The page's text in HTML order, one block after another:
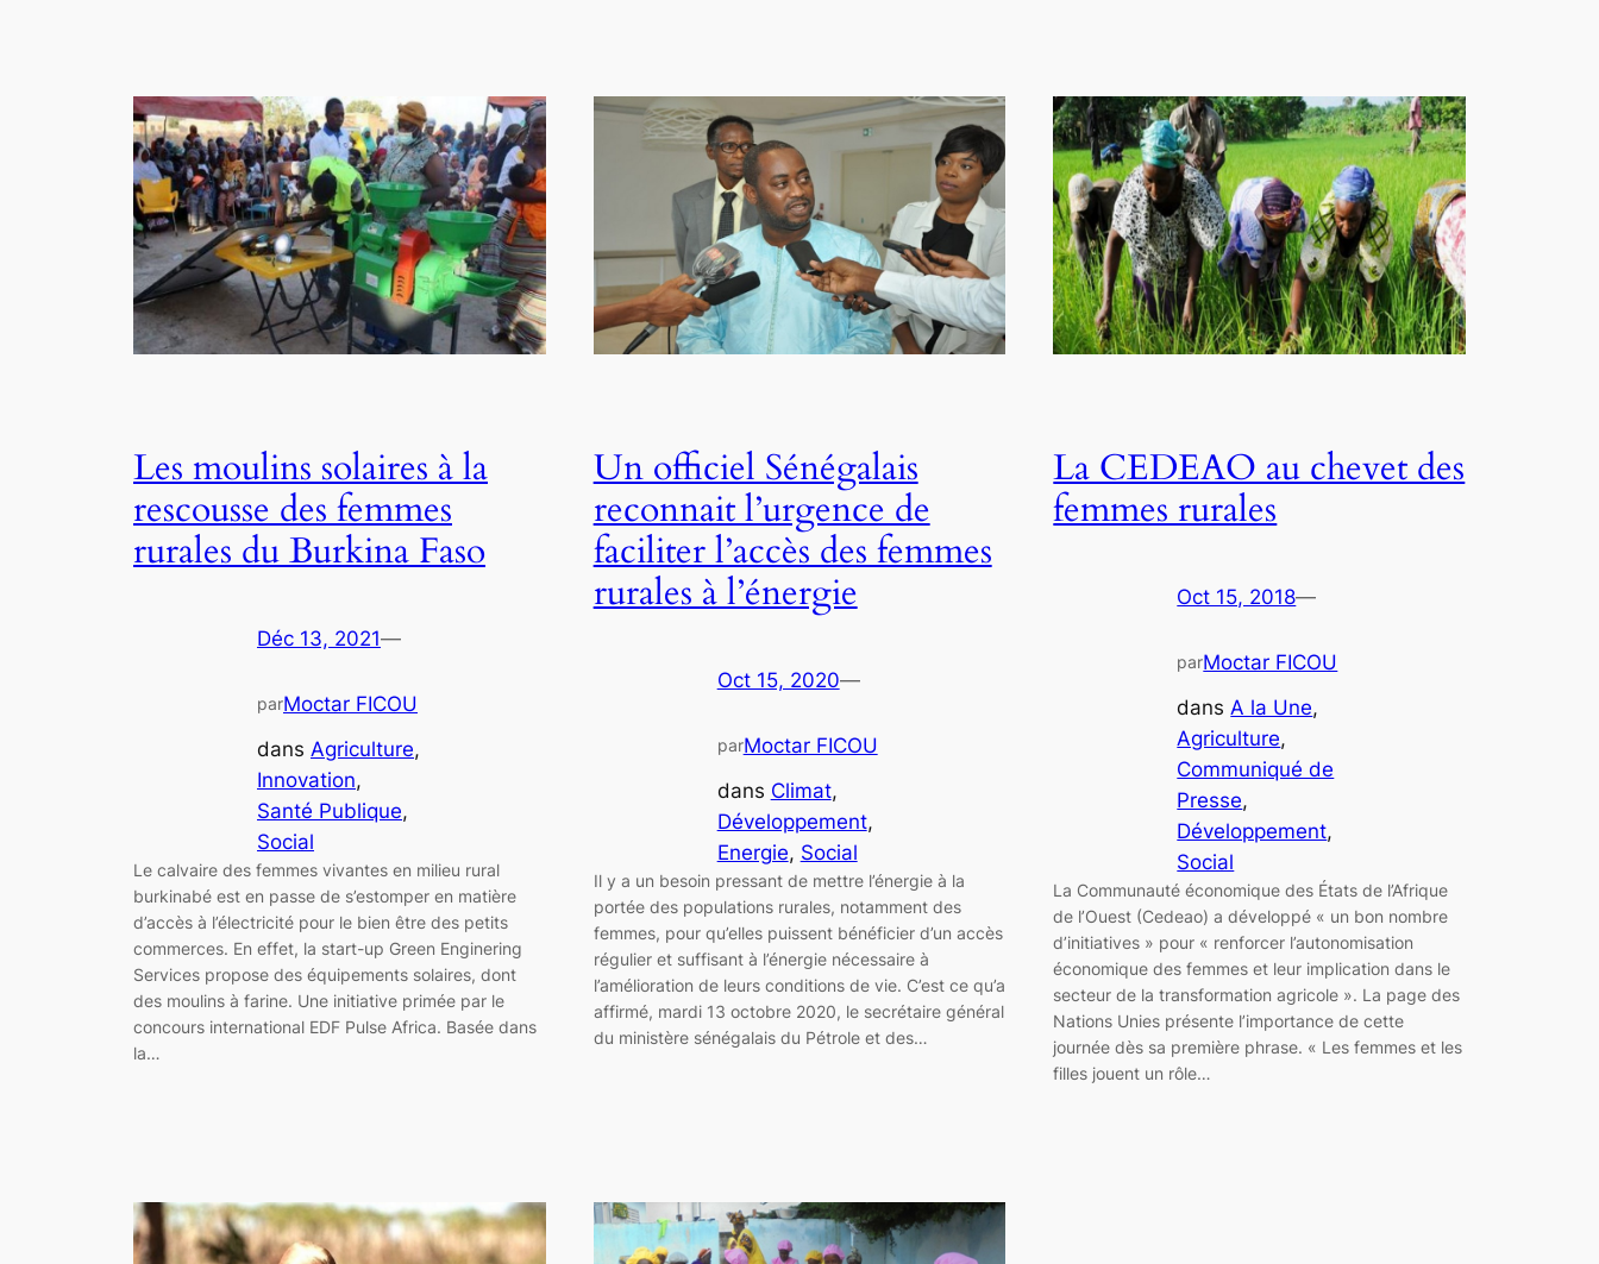
Les moulins solaires à la
rescousse des femmes
rurales du Burkina Faso
Déc 13, 2021—
parMoctar FICOU
dans Agriculture
Innovation
Santé Publique
Social
Le calvaire des femmes vivantes en milieu rural
burkinabé est en passe de s’estomper en matière
d’accès à l’électricité pour le bien être des petits
commerces. En effet, la start-up Green Enginering
Services propose des équipements solaires, dont
des moulins à farine. Une initiative primée par le
concours international EDF Pulse Africa. Basée dans
la…
Un officiel Sénégalais
reconnait l’urgence de
faciliter l’accès des femmes
rurales à l’énergie
Oct 15, 2020—
parMoctar FICOU
dans Climat
Développement
Energie, Social
Il y a un besoin pressant de mettre l’énergie à la
portée des populations rurales, notamment des
femmes, pour qu’elles puissent bénéficier d’un accès
régulier et suffisant à l’énergie nécessaire à
l’amélioration de leurs conditions de vie. C’est ce qu’a
affirmé, mardi 13 octobre 2020, le secrétaire général
du ministère sénégalais du Pétrole et des…
La CEDEAO au chevet des
femmes rurales
Oct 15, 2018—
parMoctar FICOU
dansA la Une
Agriculture
Communiqué de
Presse
Développement
Social
La Communauté économique des États de l’Afrique
de l’Ouest (Cedeao) a développé « un bon nombre
d’initiatives » pour « renforcer l’autonomisation
économique des femmes et leur implication dans le
secteur de la transformation agricole ». La page des
Nations Unies présente l’importance de cette
journée dès sa première phrase. « Les femmes et les
filles jouent un rôle…